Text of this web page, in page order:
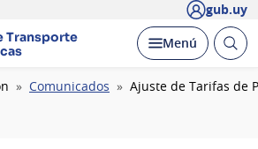
gub.uy
Transporte
Desplegar
Menú Abrir
Comunicados Ajuste de Tarifas de